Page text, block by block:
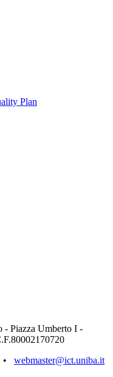
Plan
Piazza Umberto I -
• webmaster@ict.uniba.it